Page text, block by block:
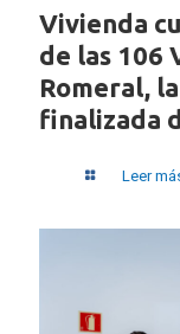
Vivienda
de las 106
Romeral,
finalizada
Leer